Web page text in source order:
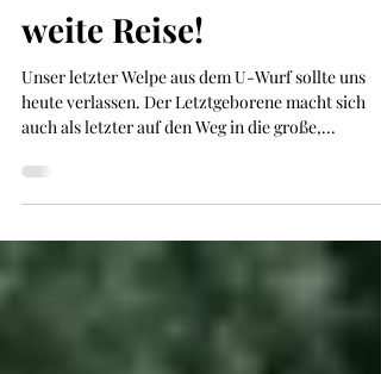
macht sich auf seine
weite Reise!
Unser letzter Welpe aus dem U-Wurf sollte uns
auch als letzter auf den Weg in die große,...